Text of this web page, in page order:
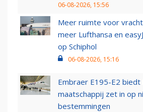
06-08-2026, 15:56
Meer ruimte voor
meer Lufthansa en
op Schiphol
06-08-2026, 15:16
Embraer E195-E2 biedt
maatschappij zet in op
bestemmingen